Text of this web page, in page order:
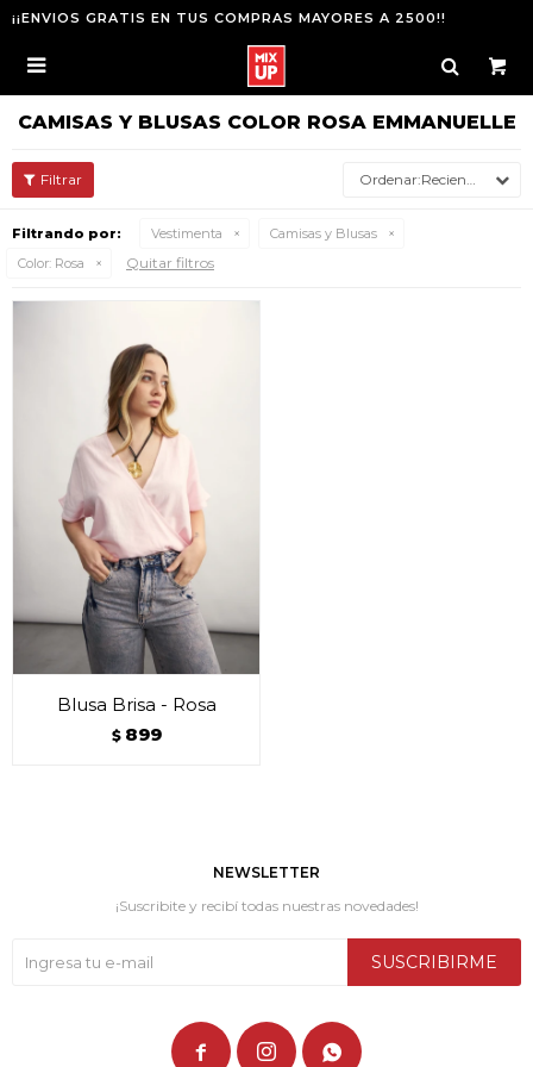
¡¡ENVIOS GRATIS EN TUS COMPRAS MAYORES A 2500!!

CAMISAS Y BLUSAS COLOR ROSA EMMANUELLE
Recientes
Filtrando por: Vestimenta
Camisas y Blusas
Color: Rosa Quitar filtros
Blusa Brisa - Rosa
$ 899
NEWSLETTER
¡Suscribite y recibí todas nuestras novedades!
SUSCRIBIRME
  